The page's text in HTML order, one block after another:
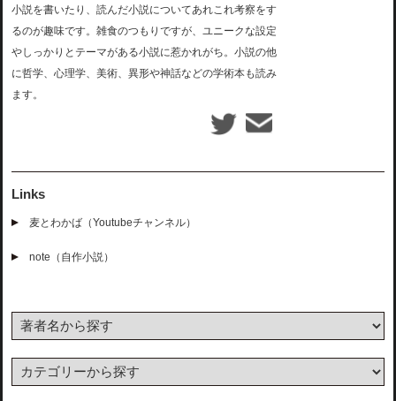
小説を書いたり、読んだ小説についてあれこれ考察をす
るのが趣味です。雑食のつもりですが、ユニークな設定
やしっかりとテーマがある小説に惹かれがち。小説の他
に哲学、心理学、美術、異形や神話などの学術本も読み
ます。
Links
麦とわかば（Youtubeチャンネル）
note（自作小説）